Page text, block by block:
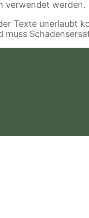
verwendet werden.
Texte unerlaubt